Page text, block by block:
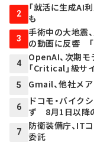
2
「就活に生成AI
も
3
手術中の大地震
の動画に反響 「
4
OpenAI、次期
「Critical」級サ
5 Gmail、他社メ
6
ドコモ・バイク
ず 8月1日以降
7
防衛装備庁、IT
委託